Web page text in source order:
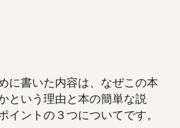
に書いた内容は、なぜこの本
という理由と本の簡単な説
イントの３つについてです。